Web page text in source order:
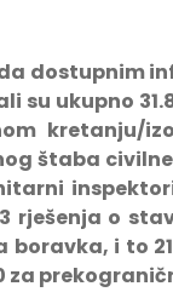
dostupnim
ukupno
kretanju/
štaba
rješenja o
i to
za